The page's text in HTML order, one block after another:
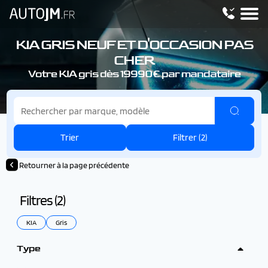
KIA GRIS NEUF ET D'OCCASION PAS
CHER
Votre KIA gris dès 19990€ par mandataire
Trier Filtrer (2)
Retourner à la page précédente
Filtres (2)
KIA Gris
Type